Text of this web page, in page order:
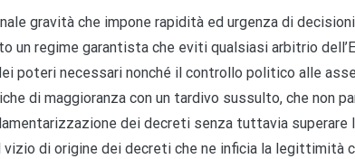
gravità che impone rapidità ed urgenza di
un regime garantista che eviti qualsiasi arbitrio
poteri necessari nonché il controllo politico alle
di maggioranza con un tardivo sussulto, che non
dei decreti senza tuttavia
vizio di origine dei decreti che ne inficia la legittimità